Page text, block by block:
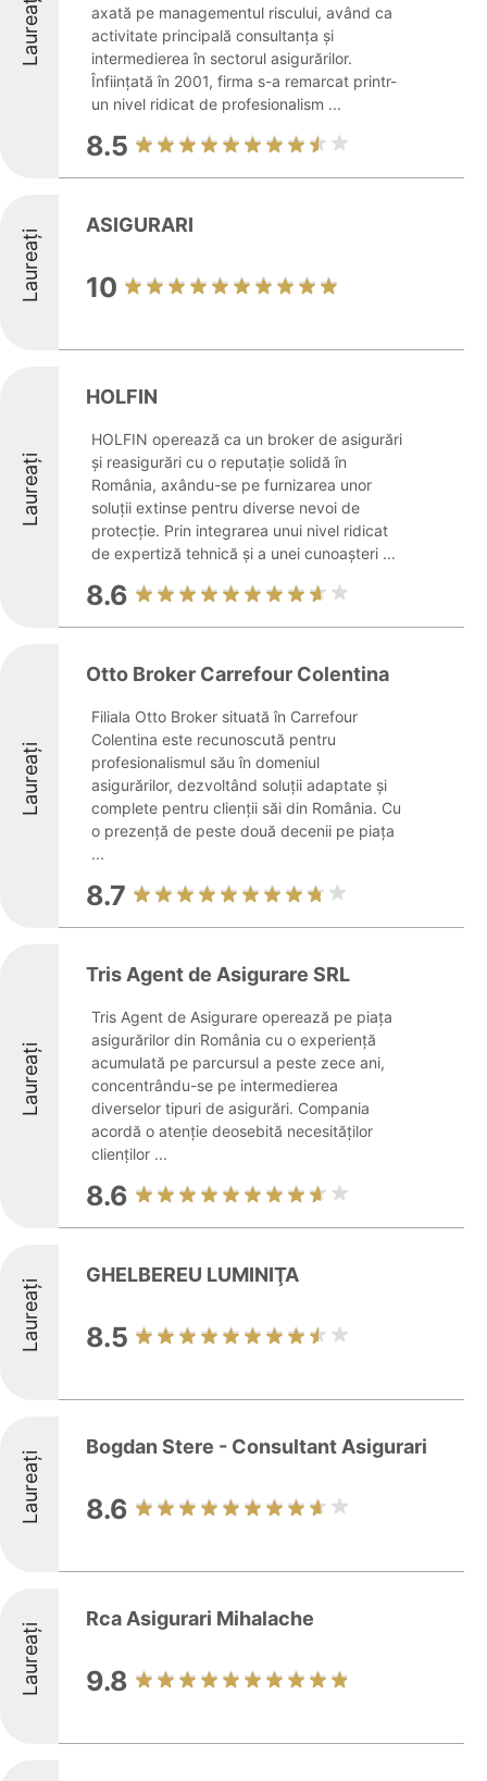
Laureați
axată pe managementul riscului, având ca
activitate principală consultanța și
intermedierea în sectorul asigurărilor.
Înființată în 2001, firma s-a remarcat printr-
un nivel ridicat de profesionalism ...
8.5
Laureați
ASIGURARI
10
Laureați
HOLFIN
HOLFIN operează ca un broker de asigurări
și reasigurări cu o reputație solidă în
România, axându-se pe furnizarea unor
soluții extinse pentru diverse nevoi de
protecție. Prin integrarea unui nivel ridicat
de expertiză tehnică și a unei cunoașteri ...
8.6
Laureați
Otto Broker Carrefour Colentina
Filiala Otto Broker situată în Carrefour
Colentina este recunoscută pentru
profesionalismul său în domeniul
asigurărilor, dezvoltând soluții adaptate și
complete pentru clienții săi din România. Cu
o prezență de peste două decenii pe piața
...
8.7
Laureați
Tris Agent de Asigurare SRL
Tris Agent de Asigurare operează pe piața
asigurărilor din România cu o experiență
acumulată pe parcursul a peste zece ani,
concentrându-se pe intermedierea
diverselor tipuri de asigurări. Compania
acordă o atenție deosebită necesităților
clienților ...
8.6
Laureați
GHELBEREU LUMINIŢA
8.5
Laureați
Bogdan Stere - Consultant Asigurari
8.6
Laureați
Rca Asigurari Mihalache
9.8